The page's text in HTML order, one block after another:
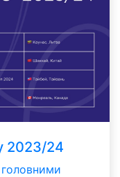
2023/24